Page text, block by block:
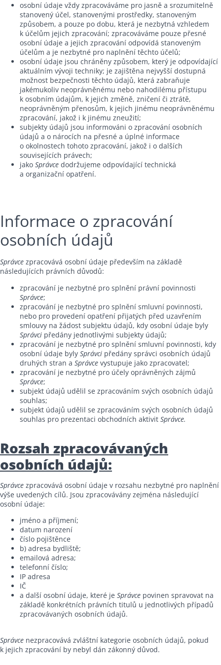
osobní údaje vždy zpracováváme pro jasně a srozumitelně
stanovený účel, stanovenými prostředky, stanoveným
způsobem, a pouze po dobu, která je nezbytná vzhledem
k účelům jejich zpracování; zpracováváme pouze přesné
osobní údaje a jejich zpracování odpovídá stanoveným
účelům a je nezbytné pro naplnění těchto účelů;
osobní údaje jsou chráněny způsobem, který je odpovídající
aktuálním vývoji techniky; je zajištěna nejvyšší dostupná
možnost bezpečnosti těchto údajů, která zabraňuje
jakémukoliv neoprávněnému nebo nahodilému přístupu
k osobním údajům, k jejich změně, zničení či ztrátě,
neoprávněným přenosům, k jejich jinému neoprávněnému
zpracování, jakož i k jinému zneužití;
subjekty údajů jsou informováni o zpracování osobních
údajů a o nárocích na přesné a úplné informace
o okolnostech tohoto zpracování, jakož i o dalších
souvisejících právech;
jako Správce dodržujeme odpovídající technická
a organizační opatření.
Informace o zpracování
osobních údajů
Správce zpracovává osobní údaje především na základě
následujících právních důvodů:
zpracování je nezbytné pro splnění právní povinnosti
Správce;
zpracování je nezbytné pro splnění smluvní povinnosti,
nebo pro provedení opatření přijatých před uzavřením
smlouvy na žádost subjektu údajů, kdy osobní údaje byly
Správci předány jednotlivými subjekty údajů;
zpracování je nezbytné pro splnění smluvní povinnosti, kdy
osobní údaje byly Správci předány správci osobních údajů
druhých stran a Správce vystupuje jako zpracovatel;
zpracování je nezbytné pro účely oprávněných zájmů
Správce;
subjekt údajů udělil se zpracováním svých osobních údajů
souhlas;
subjekt údajů udělil se zpracováním svých osobních údajů
souhlas pro prezentaci obchodních aktivit Správce.
Rozsah zpracovávaných
osobních údajů:
Správce zpracovává osobní údaje v rozsahu nezbytné pro naplnění
výše uvedených cílů. Jsou zpracovávány zejména následující
osobní údaje:
jméno a příjmení;
datum narození
číslo pojištěnce
b) adresa bydliště;
emailová adresa;
telefonní číslo;
IP adresa
IČ
a další osobní údaje, které je Správce povinen spravovat na
základě konkrétních právních titulů u jednotlivých případů
zpracovávaných osobních údajů.
Správce nezpracovává zvláštní kategorie osobních údajů, pokud
k jejich zpracování by nebyl dán zákonný důvod.